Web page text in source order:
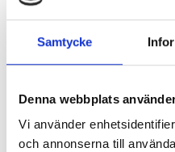
Samtycke
Denna webbplats
Vi använder
och annonserna till
att flytta, flyttstäda eller
Läs gärna mer om våra